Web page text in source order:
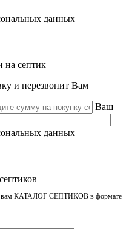
данных
на септик
и перезвонит Вам
Ваш
данных
вам КАТАЛОГ СЕПТИКОВ в формате